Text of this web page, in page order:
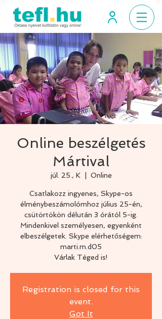
Online beszélgetés
Mártival
júl. 25., K
  |
Online
Csatlakozz ingyenes, Skype-os
élménybeszámolómhoz július 25-én,
csütörtökön délután 3 órától 5-ig.
Mindenkivel személyesen, egyenként
elbeszélgetek. Skype elérhetőségem:
marti.m.d05
Várlak Téged is!
Registration is closed for this
event.
Got It